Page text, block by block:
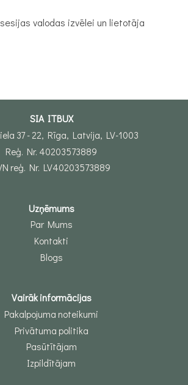
valodas izvēlei un lietotāja
SIA ITBUX
37 - 22, Rīga, Latvija, LV-1003
Reģ. Nr. 40203573889
reģ. Nr. LV40203573889
Uzņēmums
Par Mums
Kontakti
Blogs
Vairāk informācijas
Pakalpojuma noteikumi
Privātuma politika
Pasūtītājam
Izpildītājam